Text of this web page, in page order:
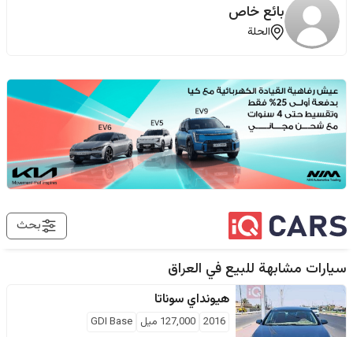
بائع خاص
الحلة
بحث
سيارات مشابهة للبيع في العراق
هيونداي سوناتا
2016
127,000 ميل GDI Base